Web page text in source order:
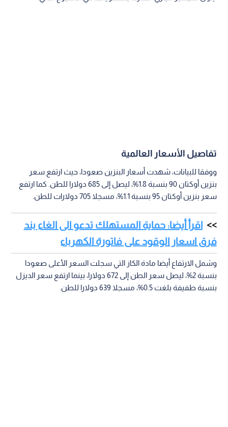
تفاصيل الأسعار العالمية
ووفقا للبيانات، شهدت أسعار البنزين صعودا، حيث ارتفع سعر
بنزين أوكتان 90 بنسبة 1.8%، ليصل إلى 685 دولارا للطن. كما ارتفع
سعر بنزين أوكتان 95 بنسبة 1.1%، مسجلا 705 دولارات للطن.
اقرأ أيضا: حماية المستهلك تدعو الى الغاء بند
فرق اسعار الوقود على فاتورة الكهرباء
وشمل الارتفاع أيضا مادة الكاز التي سجلت السعر الأعلى صعودا
بنسبة 2%، ليصل سعر الطن إلى 672 دولارا، بينما ارتفع سعر الديزل
بنسبة طفيفة بلغت 0.5%، مسجلا 639 دولارا للطن.